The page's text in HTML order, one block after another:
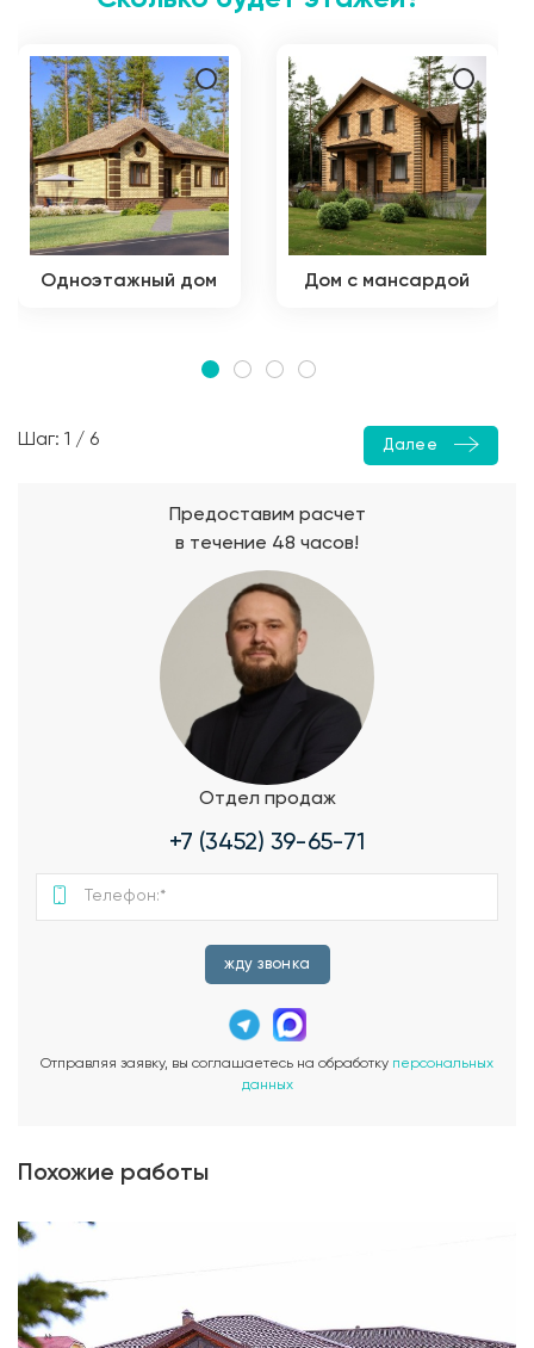
Одноэтажный дом Дом с мансардой
Шаг: 1 / 6 Далее
Предоставим расчет
в течение 48 часов!
Отдел продаж
+7 (3452) 39-65-71
жду звонка
Отправляя заявку, вы соглашаетесь на обработку персональных
данных
Похожие работы